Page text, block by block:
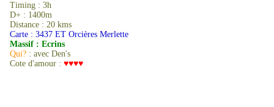
Timing : 3h
D+ : 1400m
Distance : 20 kms
Carte : 3437 ET Orcières Merlette
Massif : Ecrins
Qui? : avec Den's
Cote d'amour : ♥♥♥♥